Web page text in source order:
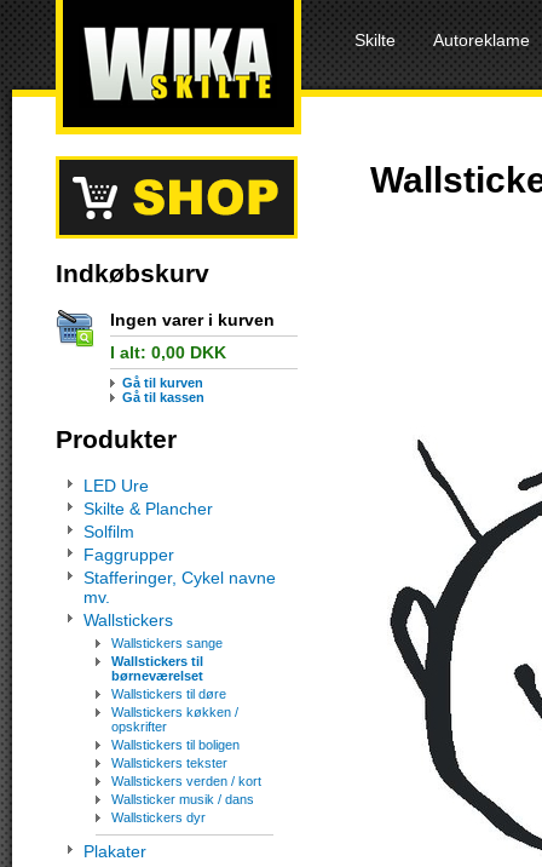
Skilte Autoreklame
Indkøbskurv
Ingen varer i kurven
I alt: 0,00 DKK
Gå til kurven
Gå til kassen
Produkter
LED Ure
Skilte & Plancher
Solfilm
Faggrupper
Stafferinger, Cykel navne
mv.
Wallstickers
Wallstickers sange
Wallstickers til
børneværelset
Wallstickers til døre
Wallstickers køkken /
opskrifter
Wallstickers til boligen
Wallstickers tekster
Wallstickers verden / kort
Wallsticker musik / dans
Wallstickers dyr
Plakater